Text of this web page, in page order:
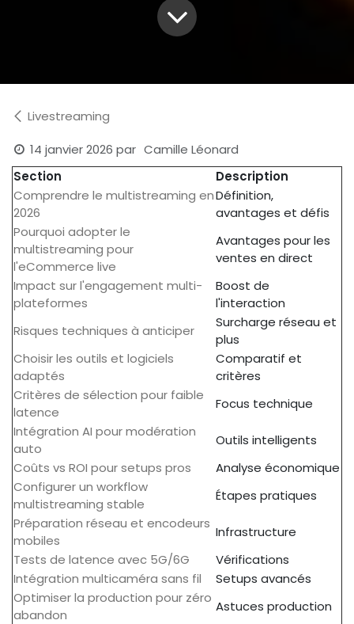
Livestreaming
14 janvier 2026 par Camille Léonard
Section
Description
Comprendre le multistreaming en
2026
Définition,
avantages et défis
Pourquoi adopter le
multistreaming pour
l'eCommerce live
Avantages pour les
ventes en direct
Impact sur l'engagement multi-
plateformes
Boost de
l'interaction
Risques techniques à anticiper
Surcharge réseau et
plus
Choisir les outils et logiciels
adaptés
Comparatif et
critères
Critères de sélection pour faible
latence
Focus technique
Intégration AI pour modération
auto
Outils intelligents
Coûts vs ROI pour setups pros
Analyse économique
Configurer un workflow
multistreaming stable
Étapes pratiques
Préparation réseau et encodeurs
mobiles
Infrastructure
Tests de latence avec 5G/6G
Vérifications
Intégration multicaméra sans fil
Setups avancés
Optimiser la production pour zéro
abandon
Astuces production